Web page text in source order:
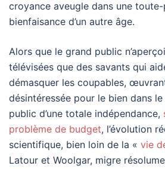
croyance aveugle dans une
bienfaisance d’un autre âge.
Alors que le grand public
télévisées que des savants qui
démasquer les coupables,
désintéressée pour le bien dans le
public d’une totale indépendance,
problème de budget, l’évolution
scientifique, bien loin de la « vie
Latour et Woolgar, migre